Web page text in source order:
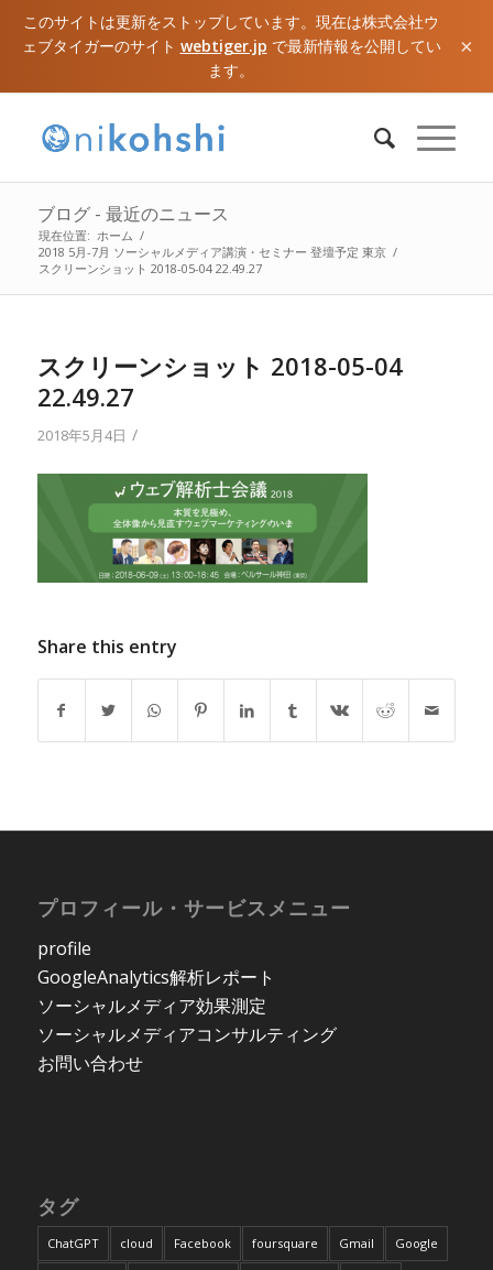
このサイトは更新をストップしています。現在は株式会社ウ
ェブタイガーのサイト webtiger.jp で最新情報を公開してい
ます。
×
ブログ - 最近のニュース
現在位置: ホーム /
2018 5月-7月 ソーシャルメディア講演・セミナー 登壇予定 東京 /
スクリーンショット 2018-05-04 22.49.27
スクリーンショット 2018-05-04
22.49.27
2018年5月4日 /
Share this entry
プロフィール・サービスメニュー
profile
GoogleAnalytics解析レポート
ソーシャルメディア効果測定
ソーシャルメディアコンサルティング
お問い合わせ
タグ
ChatGPT cloud Facebook foursquare Gmail Google